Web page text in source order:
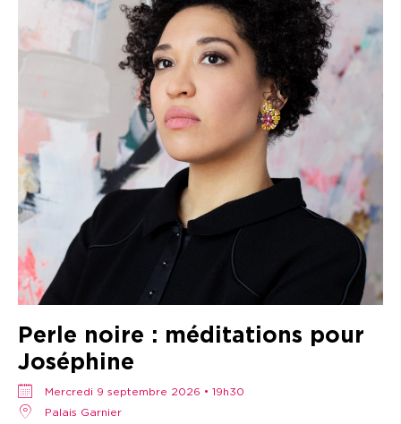
Perle noire : méditations pour
Joséphine
mercredi 9 septembre 2026 • 19h30
Palais Garnier